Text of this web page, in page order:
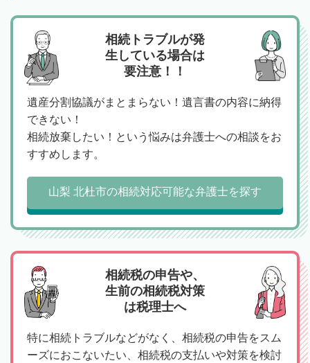
相続トラブルが発
生している場合は
要注意！！
遺産分割協議がまとまらない！遺言書の内容に納得
できない！
相続放棄したい！という悩みは弁護士への相談をお
すすめします。
山梨 北杜市の相続対応可能な弁護士を探す
相続税の申告や、
生前の相続税対策
は税理士へ
特に相続トラブルなどがなく、相続税の申告をスム
ーズにおこないたい、相続税の支払いや対策を検討